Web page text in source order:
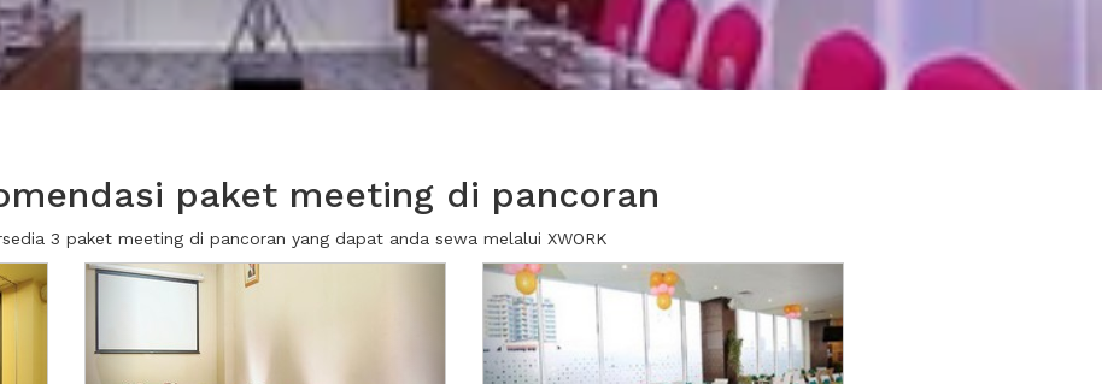
paket meeting di pancoran
3 paket meeting di pancoran yang dapat anda sewa melalui XWORK
Next2 Previous Next2 Previous